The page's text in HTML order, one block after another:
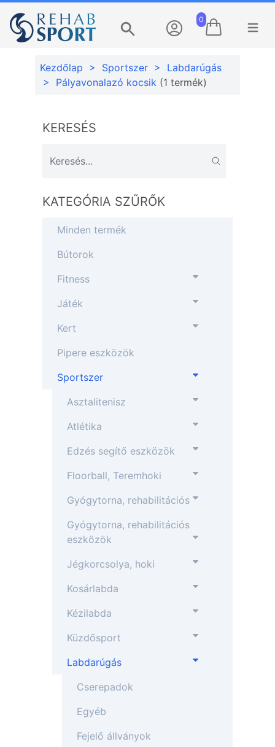
0
Menü
Kezdőlap > Sportszer >
Labdarúgás
>
Pályavonalazó kocsik (1 termék)
KERESÉS
KATEGÓRIA SZŰRŐK
Minden termék
Bútorok
Fitness
Játék
Kert
Pipere eszközök
Sportszer
Asztalitenisz
Atlétika
Edzés segítő eszközök
Floorball, Teremhoki
Gyógytorna, rehabilitációs
Gyógytorna, rehabilitációs
eszközök
Jégkorcsolya, hoki
Kosárlabda
Kézilabda
Küzdősport
Labdarúgás
Cserepadok
Egyéb
Fejelő állványok